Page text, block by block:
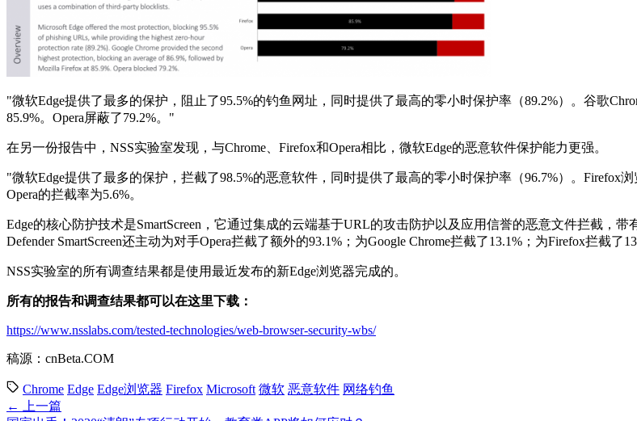
"微软Edge提供了最多的保护，阻止了95.5%的钓鱼网址，同时提供了最高的零小时保护率（89.2%）。谷歌
85.9%。Opera屏蔽了79.2%。"
在另一份报告中，NSS实验室发现，与Chrome、Firefox和Opera相比，微软Edge的恶意软件保护能力更强。
"微软Edge提供了最多的保护，拦截了98.5%的恶意软件，同时提供了最高的零小时保护率（96.7%）。Firefox
Opera的拦截率为5.6%。
Edge的核心防护技术是SmartScreen，它通过集成的云端基于URL的攻击防护以及应用信誉的恶意文件拦截，带
Defender SmartScreen还主动为对手Opera拦截了额外的93.1%；为Google Chrome拦截了13.1%；为Firefox拦截了
NSS实验室的所有调查结果都是使用最近发布的新Edge浏览器完成的。
所有的报告和调查结果都可以在这里下载：
https://www.nsslabs.com/tested-technologies/web-browser-security-wbs/
稿源：cnBeta.COM
Chrome Edge Edge浏览器 Firefox Microsoft 微软 恶意软件 网络钓鱼
← 上一篇